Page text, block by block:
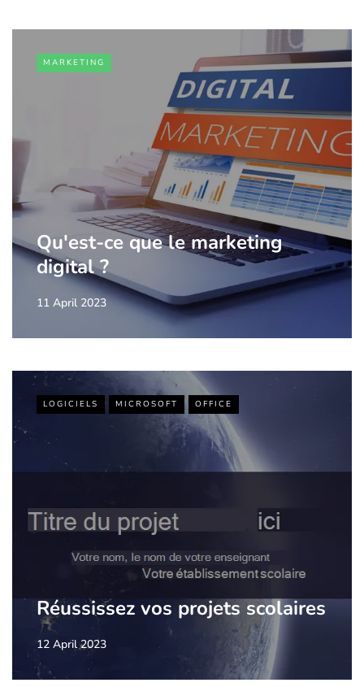
MARKETING
Qu'est-ce que le marketing
digital ?
11 April 2023
LOGICIELS MICROSOFT OFFICE
Réussissez vos projets scolaires
12 April 2023